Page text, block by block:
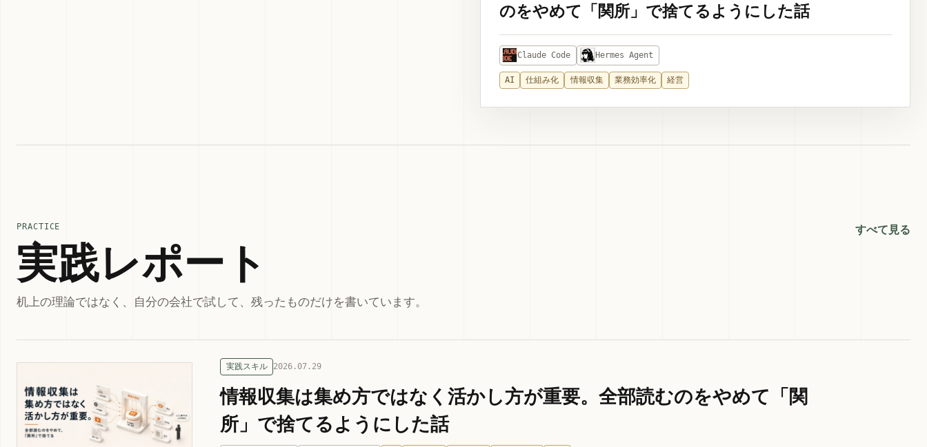
のをやめて「関所」で捨てるようにした話
Claude Code Hermes Agent
AI 仕組み化 情報収集 業務効率化 経営
PRACTICE
実践レポート
机上の理論ではなく、自分の会社で試して、残ったものだけを書いています。
すべて見る
実践スキル 2026.07.29
情報収集は集め方ではなく活かし方が重要。全部読むのをやめて「関
所」で捨てるようにした話